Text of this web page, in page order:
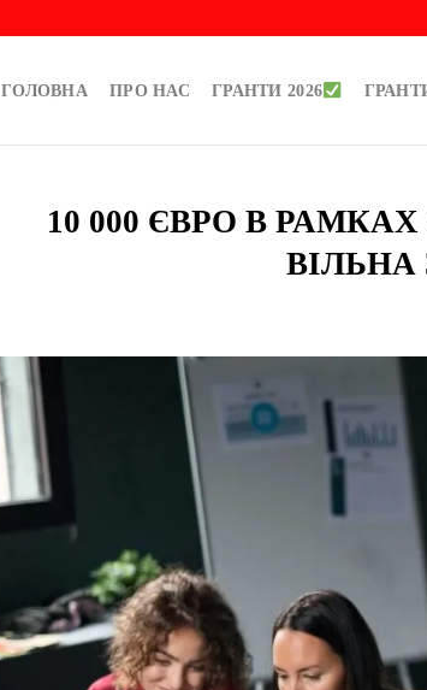
ГОЛОВНА ПРО НАС ГРАНТИ 2026
10 000 ЄВРО В
ВІЛЬНА